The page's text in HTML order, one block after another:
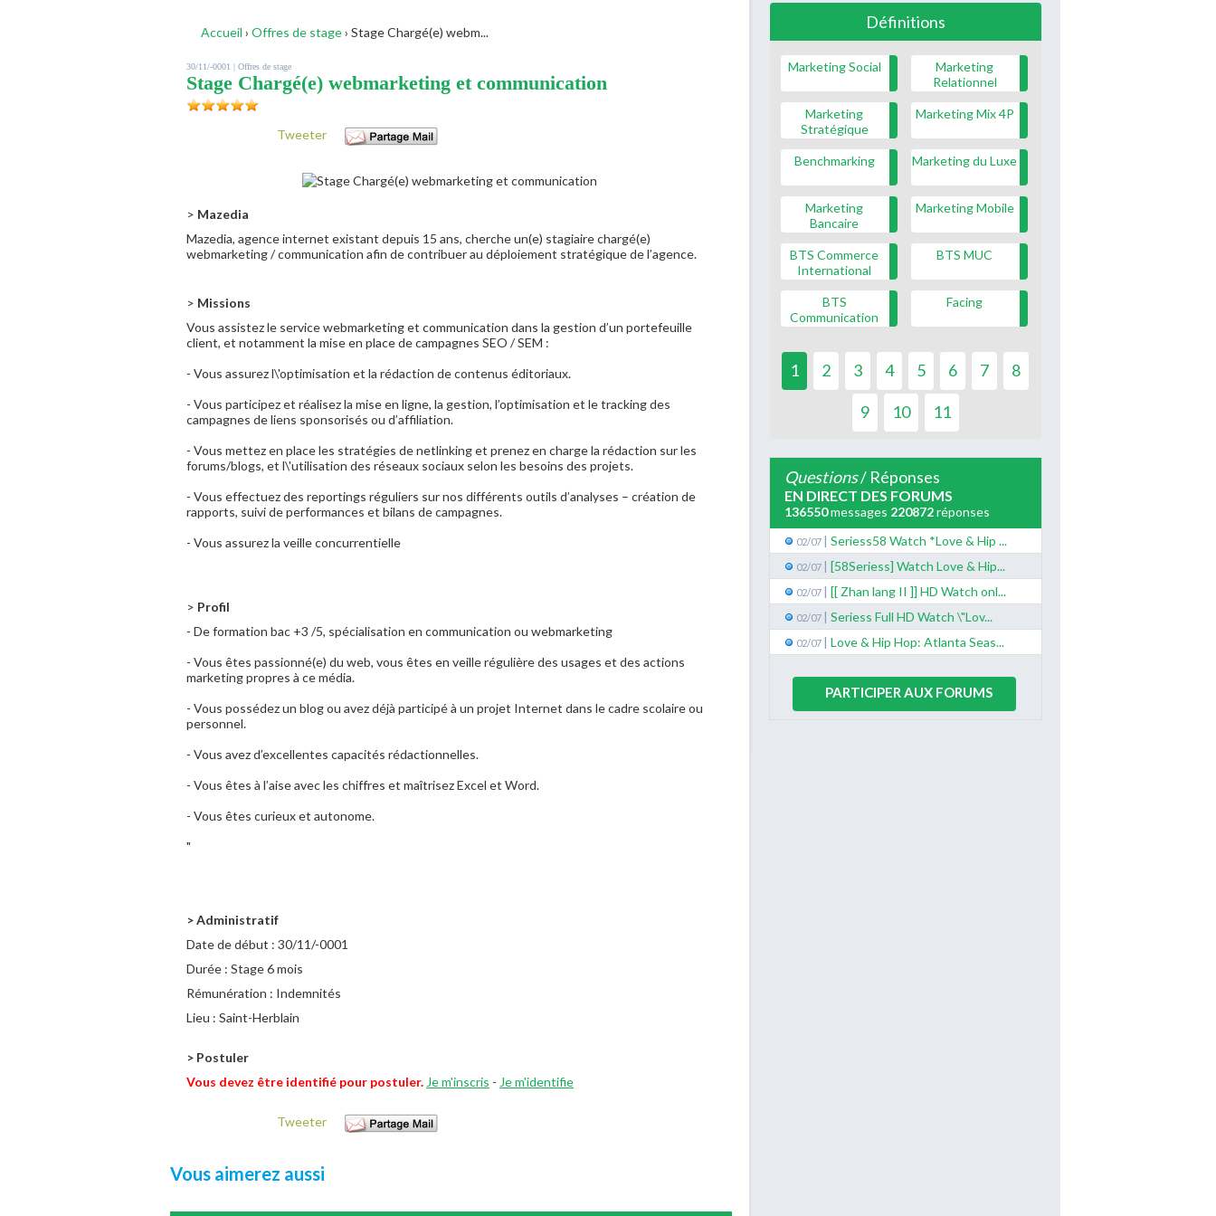
Accueil › Offres de stage› Stage Chargé(e) webm...
30/11/-0001 | Offres de stage
Stage Chargé(e) webmarketing et communication
Tweeter
> Mazedia
Mazedia, agence internet existant depuis 15 ans, cherche un(e) stagiaire chargé(e)
webmarketing / communication afin de contribuer au déploiement stratégique de l’agence.
> Missions
Vous assistez le service webmarketing et communication dans la gestion d’un portefeuille
client, et notamment la mise en place de campagnes SEO / SEM :
- Vous assurez l\'optimisation et la rédaction de contenus éditoriaux.
- Vous participez et réalisez la mise en ligne, la gestion, l’optimisation et le tracking des
campagnes de liens sponsorisés ou d’affiliation.
- Vous mettez en place les stratégies de netlinking et prenez en charge la rédaction sur les
forums/blogs, et l\'utilisation des réseaux sociaux selon les besoins des projets.
- Vous effectuez des reportings réguliers sur nos différents outils d’analyses – création de
rapports, suivi de performances et bilans de campagnes.
- Vous assurez la veille concurrentielle
> Profil
- De formation bac +3 /5, spécialisation en communication ou webmarketing
- Vous êtes passionné(e) du web, vous êtes en veille régulière des usages et des actions
marketing propres à ce média.
- Vous possédez un blog ou avez déjà participé à un projet Internet dans le cadre scolaire ou
personnel.
- Vous avez d’excellentes capacités rédactionnelles.
- Vous êtes à l’aise avec les chiffres et maîtrisez Excel et Word.
- Vous êtes curieux et autonome.
"
> Administratif
Date de début : 30/11/-0001
Durée : Stage 6 mois
Rémunération : Indemnités
Lieu : Saint-Herblain
> Postuler
Vous devez être identifié pour postuler. Je m'inscris - Je m'identifie
Tweeter
Vous aimerez aussi
Définitions
Marketing Social
Marketing
Relationnel
Marketing
Stratégique
Marketing Mix 4P
Benchmarking Marketing du Luxe
Marketing
Bancaire
Marketing Mobile
BTS Commerce
International
BTS MUC
BTS
Communication
Facing
1 2 3 4 5 6 7 8
9 10 11
Questions/ Réponses
EN DIRECT DES FORUMS
136550messages 220872réponses
02/07 | Seriess58 Watch *Love & Hip ...
02/07 | [58Seriess] Watch Love & Hip...
02/07 | [[ Zhan lang II ]] HD Watch onl...
02/07 | Seriess Full HD Watch \"Lov...
02/07 | Love & Hip Hop: Atlanta Seas...
PARTICIPER AUX FORUMS